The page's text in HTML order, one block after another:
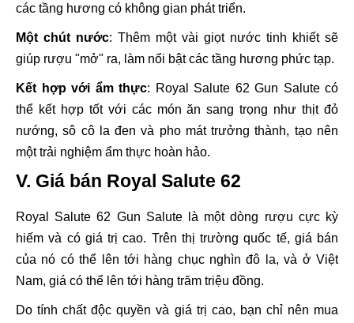
các tầng hương có không gian phát triển.
Một chút nước: Thêm một vài giọt nước tinh khiết sẽ
giúp rượu "mở" ra, làm nổi bật các tầng hương phức tạp.
Kết hợp với ẩm thực: Royal Salute 62 Gun Salute có
thể kết hợp tốt với các món ăn sang trọng như thịt đỏ
nướng, sô cô la đen và pho mát trưởng thành, tạo nên
một trải nghiệm ẩm thực hoàn hảo.
V. Giá bán Royal Salute 62
Royal Salute 62 Gun Salute là một dòng rượu cực kỳ
hiếm và có giá trị cao. Trên thị trường quốc tế, giá bán
của nó có thể lên tới hàng chục nghìn đô la, và ở Việt
Nam, giá có thể lên tới hàng trăm triệu đồng.
Do tính chất độc quyền và giá trị cao, bạn chỉ nên mua